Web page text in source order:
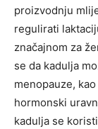
proizvodnju
regulirati
značajnom za
se da kadulja
menopauze,
hormonski
kadulja se